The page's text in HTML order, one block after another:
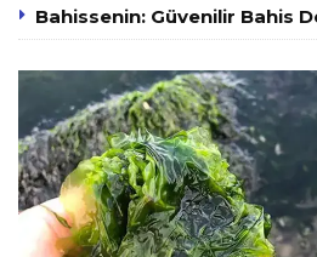
Bahissenin: Güvenilir Bahis